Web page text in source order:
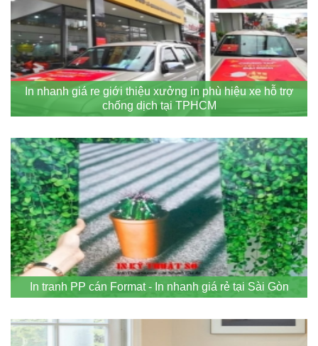
In nhanh giá re giới thiệu xưởng in phù hiệu xe hỗ trợ
chống dịch tại TPHCM
In tranh PP cán Format - In nhanh giá rẻ tại Sài Gòn